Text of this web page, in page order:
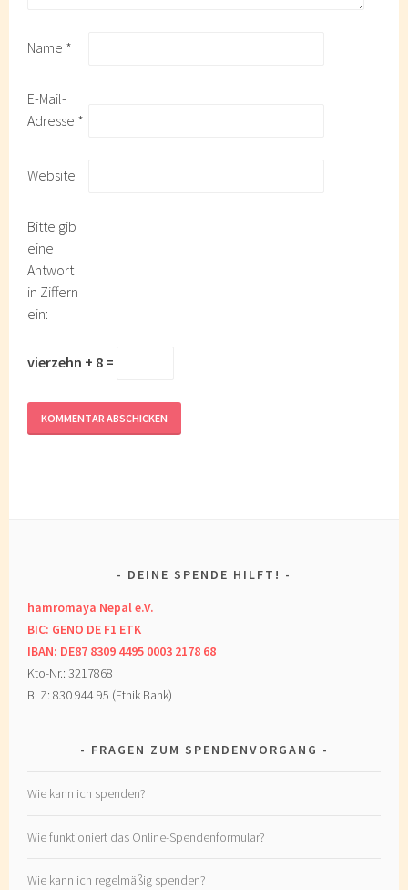
Name *
E-Mail-
Adresse *
Website
Bitte gib
eine
Antwort
in Ziffern
ein:
vierzehn + 8 =
DEINE SPENDE HILFT!
hamromaya Nepal e.V.
BIC: GENO DE F1 ETK
IBAN: DE87 8309 4495 0003 2178 68
Kto-Nr.: 3217868
BLZ: 830 944 95 (Ethik Bank)
FRAGEN ZUM SPENDENVORGANG
Wie kann ich spenden?
Wie funktioniert das Online-Spendenformular?
Wie kann ich regelmäßig spenden?